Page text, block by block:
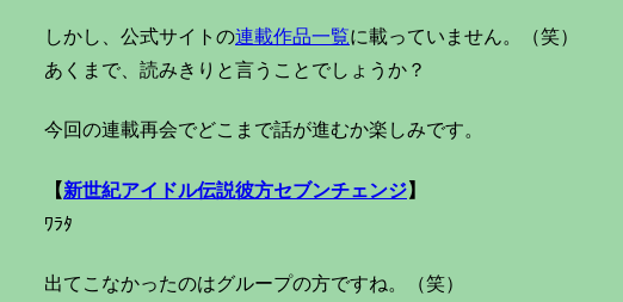
しかし、公式サイトの連載作品一覧に載っていません。（笑）
あくまで、読みきりと言うことでしょうか？
今回の連載再会でどこまで話が進むか楽しみです。
【新世紀アイドル伝説彼方セブンチェンジ】
ﾜﾗﾀ
出てこなかったのはグループの方ですね。（笑）